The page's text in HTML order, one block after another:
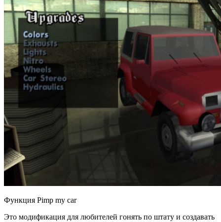
Функция Pimp my car
Это модификация для любителей гонять по штату и создавать